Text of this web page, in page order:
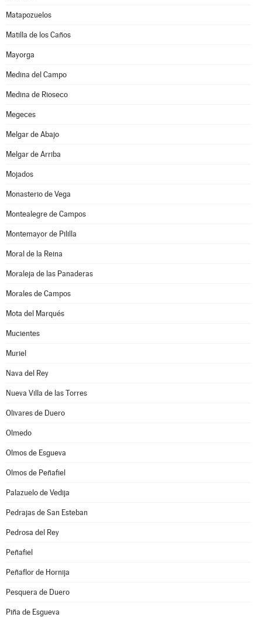
Matapozuelos
Matilla de los Caños
Mayorga
Medina del Campo
Medina de Rioseco
Megeces
Melgar de Abajo
Melgar de Arriba
Mojados
Monasterio de Vega
Montealegre de Campos
Montemayor de Pililla
Moral de la Reina
Moraleja de las Panaderas
Morales de Campos
Mota del Marqués
Mucientes
Muriel
Nava del Rey
Nueva Villa de las Torres
Olivares de Duero
Olmedo
Olmos de Esgueva
Olmos de Peñafiel
Palazuelo de Vedija
Pedrajas de San Esteban
Pedrosa del Rey
Peñafiel
Peñaflor de Hornija
Pesquera de Duero
Piña de Esgueva